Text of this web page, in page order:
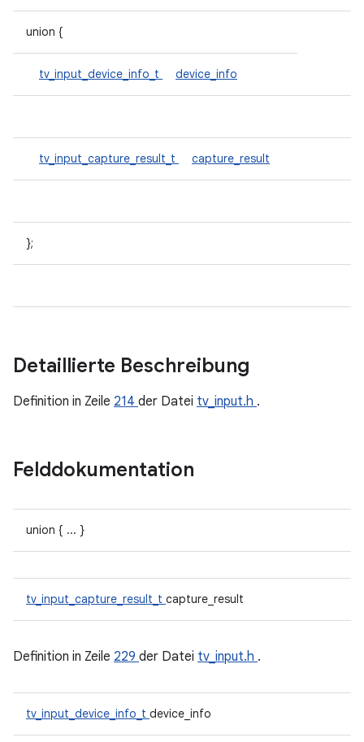
union {
tv_input_device_info_t device_info
tv_input_capture_result_t capture_result
};
Detaillierte Beschreibung
Definition in Zeile 214 der Datei tv_input.h .
Felddokumentation
union { ... }
tv_input_capture_result_t capture_result
Definition in Zeile 229 der Datei tv_input.h .
tv_input_device_info_t device_info